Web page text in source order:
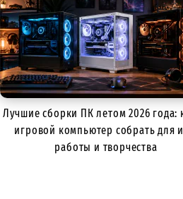
Лучшие сборки ПК летом 2026 года:
игровой компьютер собрать для
работы и творчества